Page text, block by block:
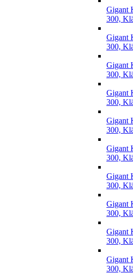
Gigant
300,
Gigant
300,
Gigant
300,
Gigant
300,
Gigant
300,
Gigant
300,
Gigant
300,
Gigant
300,
Gigant
300,
Gigant
300,